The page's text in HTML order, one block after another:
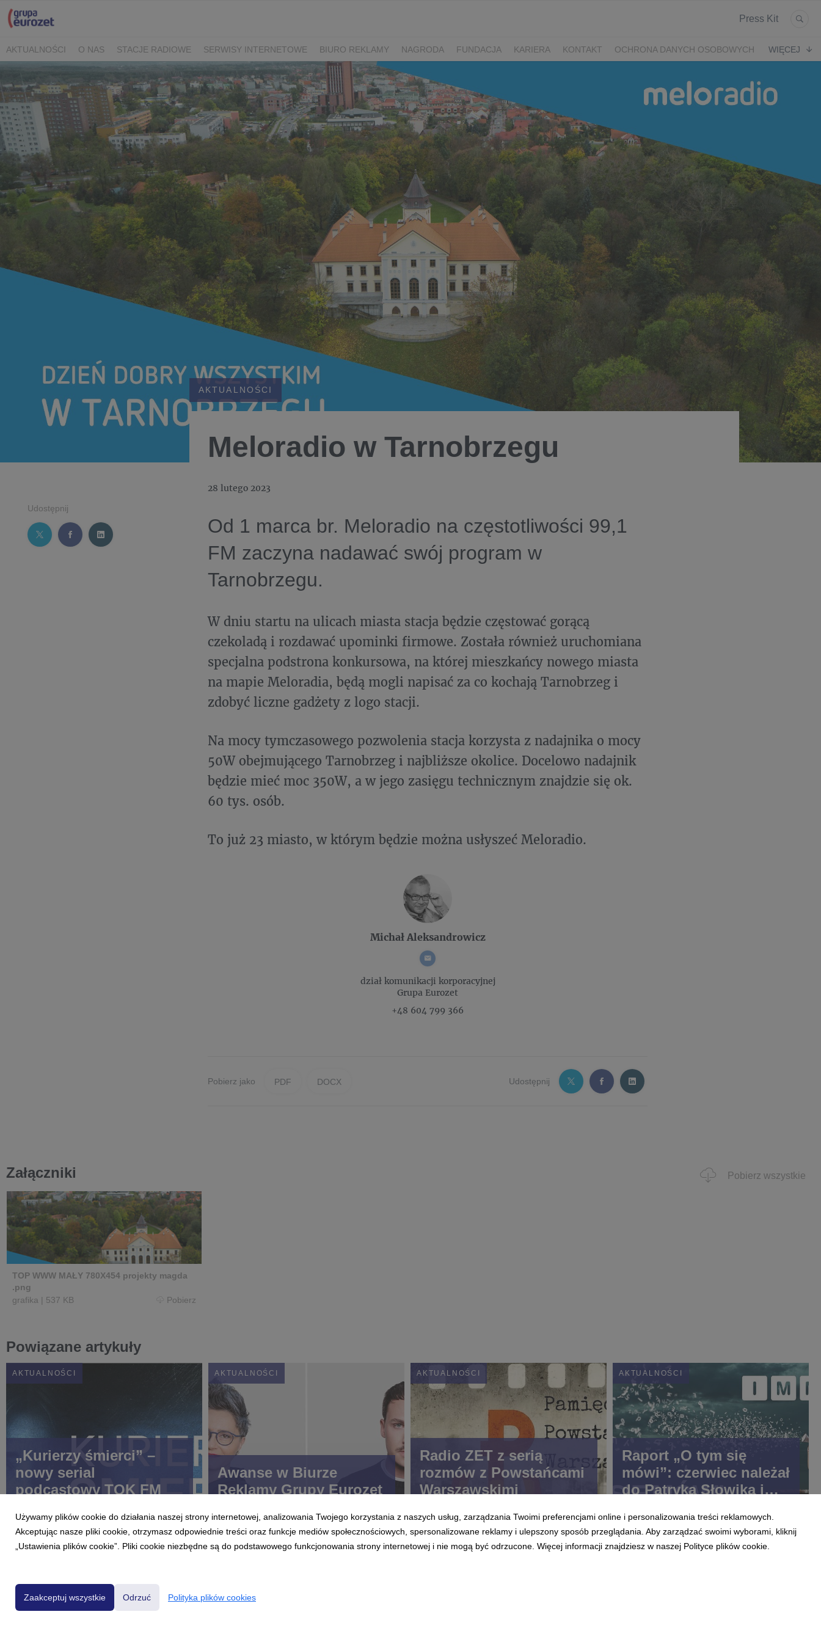
Press Kit
AKTUALNOŚCI O NAS STACJE RADIOWE SERWISY INTERNETOWE BIURO REKLAMY NAGRODA FUNDACJA KARIERA KONTAKT
OCHRONA DANYCH OSOBOWYCH
POLITYKA PRYWATNOŚCI
WIĘCEJ
Udostępnij
AKTUALNOŚCI
Meloradio w Tarnobrzegu
28 lutego 2023
Od 1 marca br. Meloradio na częstotliwości 99,1
FM zaczyna nadawać swój program w
Tarnobrzegu.
W dniu startu na ulicach miasta stacja będzie częstować gorącą
czekoladą i rozdawać upominki firmowe. Została również uruchomiana
specjalna podstrona konkursowa, na której mieszkańcy nowego miasta
na mapie Meloradia, będą mogli napisać za co kochają Tarnobrzeg i
zdobyć liczne gadżety z logo stacji.
Na mocy tymczasowego pozwolenia stacja korzysta z nadajnika o mocy
50W obejmującego Tarnobrzeg i najbliższe okolice. Docelowo nadajnik
będzie mieć moc 350W, a w jego zasięgu technicznym znajdzie się ok.
60 tys. osób.
To już 23 miasto, w którym będzie można usłyszeć Meloradio.
Michał Aleksandrowicz
dział komunikacji korporacyjnej
Grupa Eurozet
+48 604 799 366
Pobierz jako PDF DOCX Udostępnij
Załączniki Pobierz wszystkie
TOP WWW MAŁY 780X454 projekty magda
.png
grafika | 537 KB Pobierz
Powiązane artykuły
AKTUALNOŚCI
„Kurierzy śmierci” –
nowy serial
podcastowy TOK FM
AKTUALNOŚCI
Awanse w Biurze
Reklamy Grupy Eurozet
AKTUALNOŚCI
Radio ZET z serią
rozmów z Powstańcami
Warszawskimi
AKTUALNOŚCI
Raport „O tym się
mówi”: czerwiec należał
do Patryka Słowika i
Używamy plików cookie do działania naszej strony internetowej, analizowania Twojego korzystania z naszych usług, zarządzania Twoimi preferencjami online i personalizowania treści reklamowych.
Akceptując nasze pliki cookie, otrzymasz odpowiednie treści oraz funkcje mediów społecznościowych, spersonalizowane reklamy i ulepszony sposób przeglądania. Aby zarządzać swoimi wyborami, kliknij
„Ustawienia plików cookie”. Pliki cookie niezbędne są do podstawowego funkcjonowania strony internetowej i nie mogą być odrzucone. Więcej informacji znajdziesz w naszej Polityce plików cookie.
Zaakceptuj wszystkie Odrzuć Polityka plików cookies